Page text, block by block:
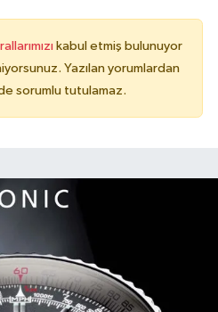
kabul etmiş bulunuyor
Yazılan yorumlardan
sorumlu tutulamaz.